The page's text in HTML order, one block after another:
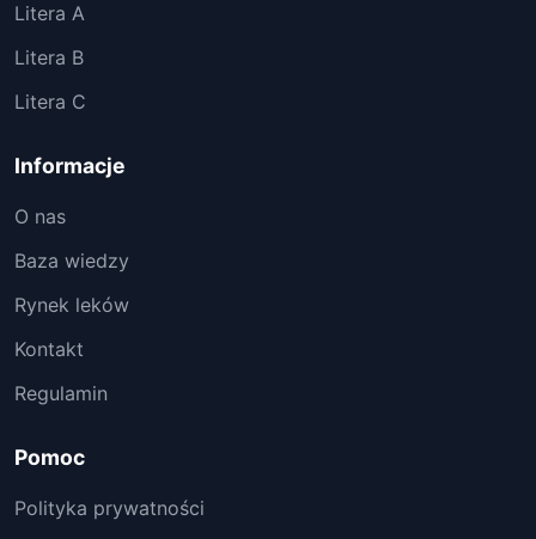
Litera A
Litera B
Litera C
Informacje
O nas
Baza wiedzy
Rynek leków
Kontakt
Regulamin
Pomoc
Polityka prywatności